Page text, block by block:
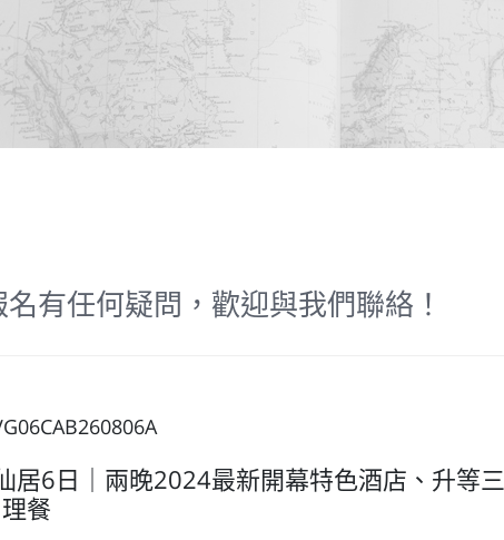
有任何疑問，歡迎與我們聯絡！
居6日｜兩晚2024最新開幕特色酒店、升等
餐